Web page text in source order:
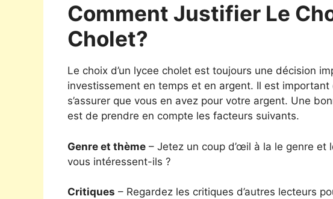
Comment Justifier Le
Cholet?
Le choix d’un lycee cholet est toujours une décision
investissement en temps et en argent. Il est
s’assurer que vous en avez pour votre argent. Une
est de prendre en compte les facteurs suivants.
Genre et thème – Jetez un coup d’œil à la le genre
vous intéressent-ils ?
Critiques – Regardez les critiques d’autres lecteurs